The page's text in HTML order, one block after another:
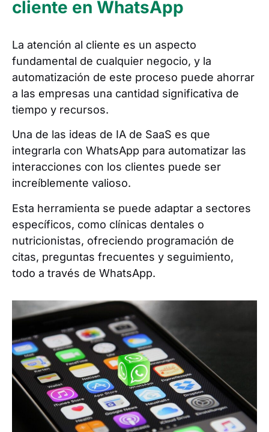
cliente en WhatsApp
La atención al cliente es un aspecto
fundamental de cualquier negocio, y la
automatización de este proceso puede ahorrar
a las empresas una cantidad significativa de
tiempo y recursos.
Una de las ideas de IA de SaaS es que
integrarla con WhatsApp para automatizar las
interacciones con los clientes puede ser
increíblemente valioso.
Esta herramienta se puede adaptar a sectores
específicos, como clínicas dentales o
nutricionistas, ofreciendo programación de
citas, preguntas frecuentes y seguimiento,
todo a través de WhatsApp.